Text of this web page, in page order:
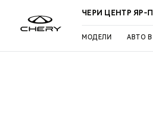
ЧЕРИ ЦЕНТР ЯР-
МОДЕЛИ АВТО